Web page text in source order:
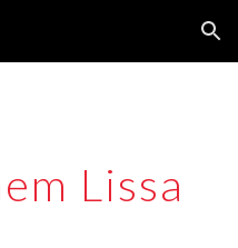
Skip to navigation
Lissa